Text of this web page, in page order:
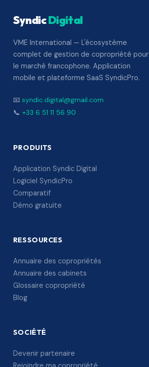
SyndicDigital
VME International — L'écosystème
complet de gestion de copropriété pour
le marché francophone. Application
mobile et plateforme SaaS SyndicPro.
📧 syndic.digital@gmail.com
📞 +33 6 51 11 56 90
PRODUITS
Application Syndic Digital
Logiciel SyndicPro
Comparatif
Démo gratuite
RESSOURCES
Annuaire des copropriétés
Annuaire des cabinets
Glossaire copropriété
Blog
SOCIÉTÉ
Devenir partenaire